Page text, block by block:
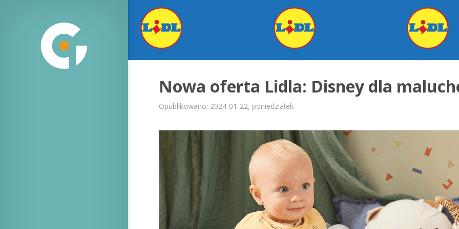
Nowa oferta Lidla: Disney dla
Opublikowano: 2024-01-22, poniedziałek